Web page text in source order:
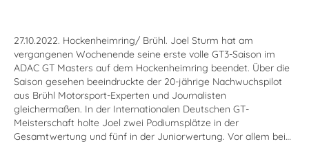
27.10.2022. Hockenheimring/ Brühl. Joel Sturm hat am
vergangenen Wochenende seine erste volle GT3-Saison im
ADAC GT Masters auf dem Hockenheimring beendet. Über die
Saison gesehen beeindruckte der 20-jährige Nachwuchspilot
aus Brühl Motorsport-Experten und Journalisten
gleichermaßen. In der Internationalen Deutschen GT-
Meisterschaft holte Joel zwei Podiumsplätze in der
Gesamtwertung und fünf in der Juniorwertung. Vor allem bei…